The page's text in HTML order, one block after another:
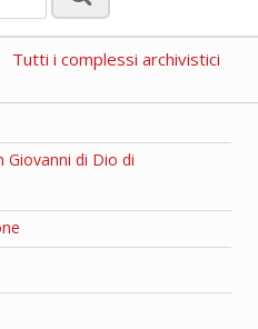
Tutti i complessi archivistici
Giovanni di Dio di